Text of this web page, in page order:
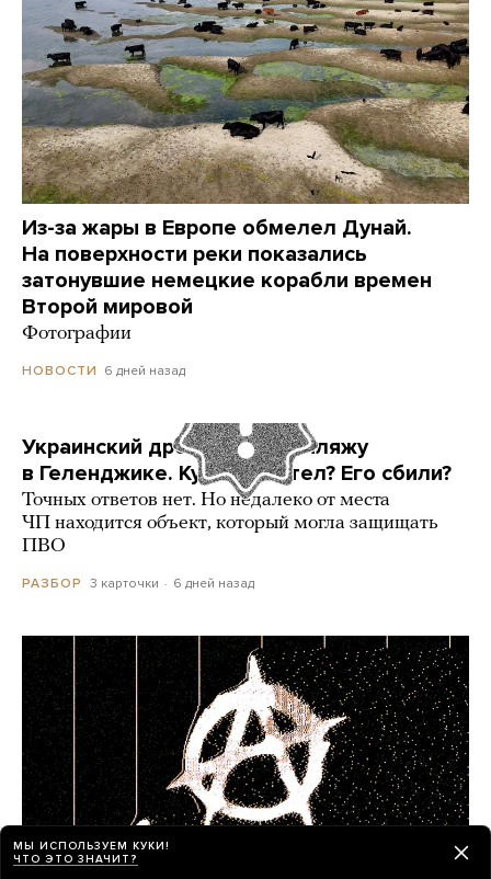
Из-за жары в Европе обмелел Дунай.
На поверхности реки показались
затонувшие немецкие корабли времен
Второй мировой
Фотографии
НОВОСТИ 6 дней назад
Украинский дрон попал по пляжу
в Геленджике. Куда он летел? Его сбили?
Точных ответов нет. Но недалеко от места
ЧП находится объект, который могла защищать
ПВО
РАЗБОР 3 карточки 6 дней назад
МЫ ИСПОЛЬЗУЕМ КУКИ!
ЧТО ЭТО ЗНАЧИТ?